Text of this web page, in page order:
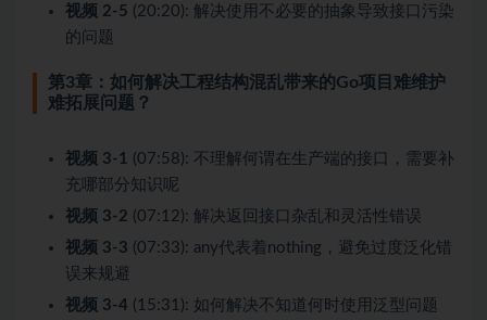
视频 2-5 (20:20): 解决使用不必要的抽象导致接口污染
的问题
第3章：如何解决工程结构混乱带来的Go项目难维护
难拓展问题？
视频 3-1
(07:58): 不理解何谓在生产端的接口，需要补
充哪部分知识呢
视频 3-2 (07:12): 解决返回接口杂乱和灵活性错误
视频 3-3 (07:33): any代表着nothing，避免过度泛化错
误来规避
视频 3-4 (15:31): 如何解决不知道何时使用泛型问题